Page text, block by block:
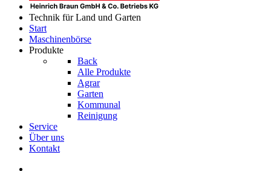
Technik für Land und Garten
Start
Maschinenbörse
Produkte
Back
Alle Produkte
Agrar
Garten
Kommunal
Reinigung
Service
Über uns
Kontakt